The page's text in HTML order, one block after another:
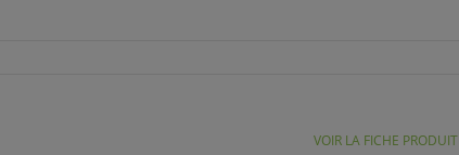
VOIR LA FICHE PRODUIT